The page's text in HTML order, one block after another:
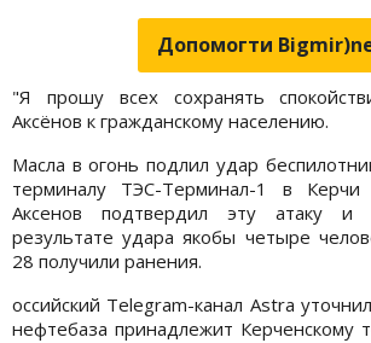
Допомогти
"Я прошу всех сохранять
Аксёнов к гражданскому населению.
Масла в огонь подлил удар
терминалу ТЭС-Терминал-1 в
Аксенов подтвердил эту атаку
результате удара якобы четыре
28 получили ранения.
оссийский Telegram-канал Astra
нефтебаза принадлежит Керченскому